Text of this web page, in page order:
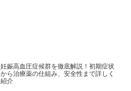
妊娠高血圧症候群を徹底解説！初期症状
から治療薬の仕組み、安全性まで詳しく
紹介